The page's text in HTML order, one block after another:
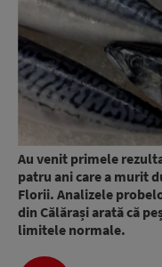
Au venit primele
patru ani care a murit
Florii. Analizele
din Călărași arată că
limitele normale.